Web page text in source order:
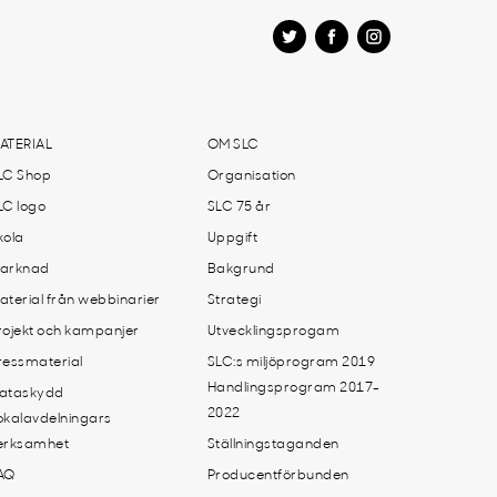
Shop
logo
från webbinarier
och kampanjer
OM SLC
Organisation
SLC 75 år
Uppgift
Bakgrund
Strategi
Utvecklingsprogam
SLC:s miljöprogram 2019
Handlingsprogram 2017-
2022
Ställningstaganden
Producentförbunden